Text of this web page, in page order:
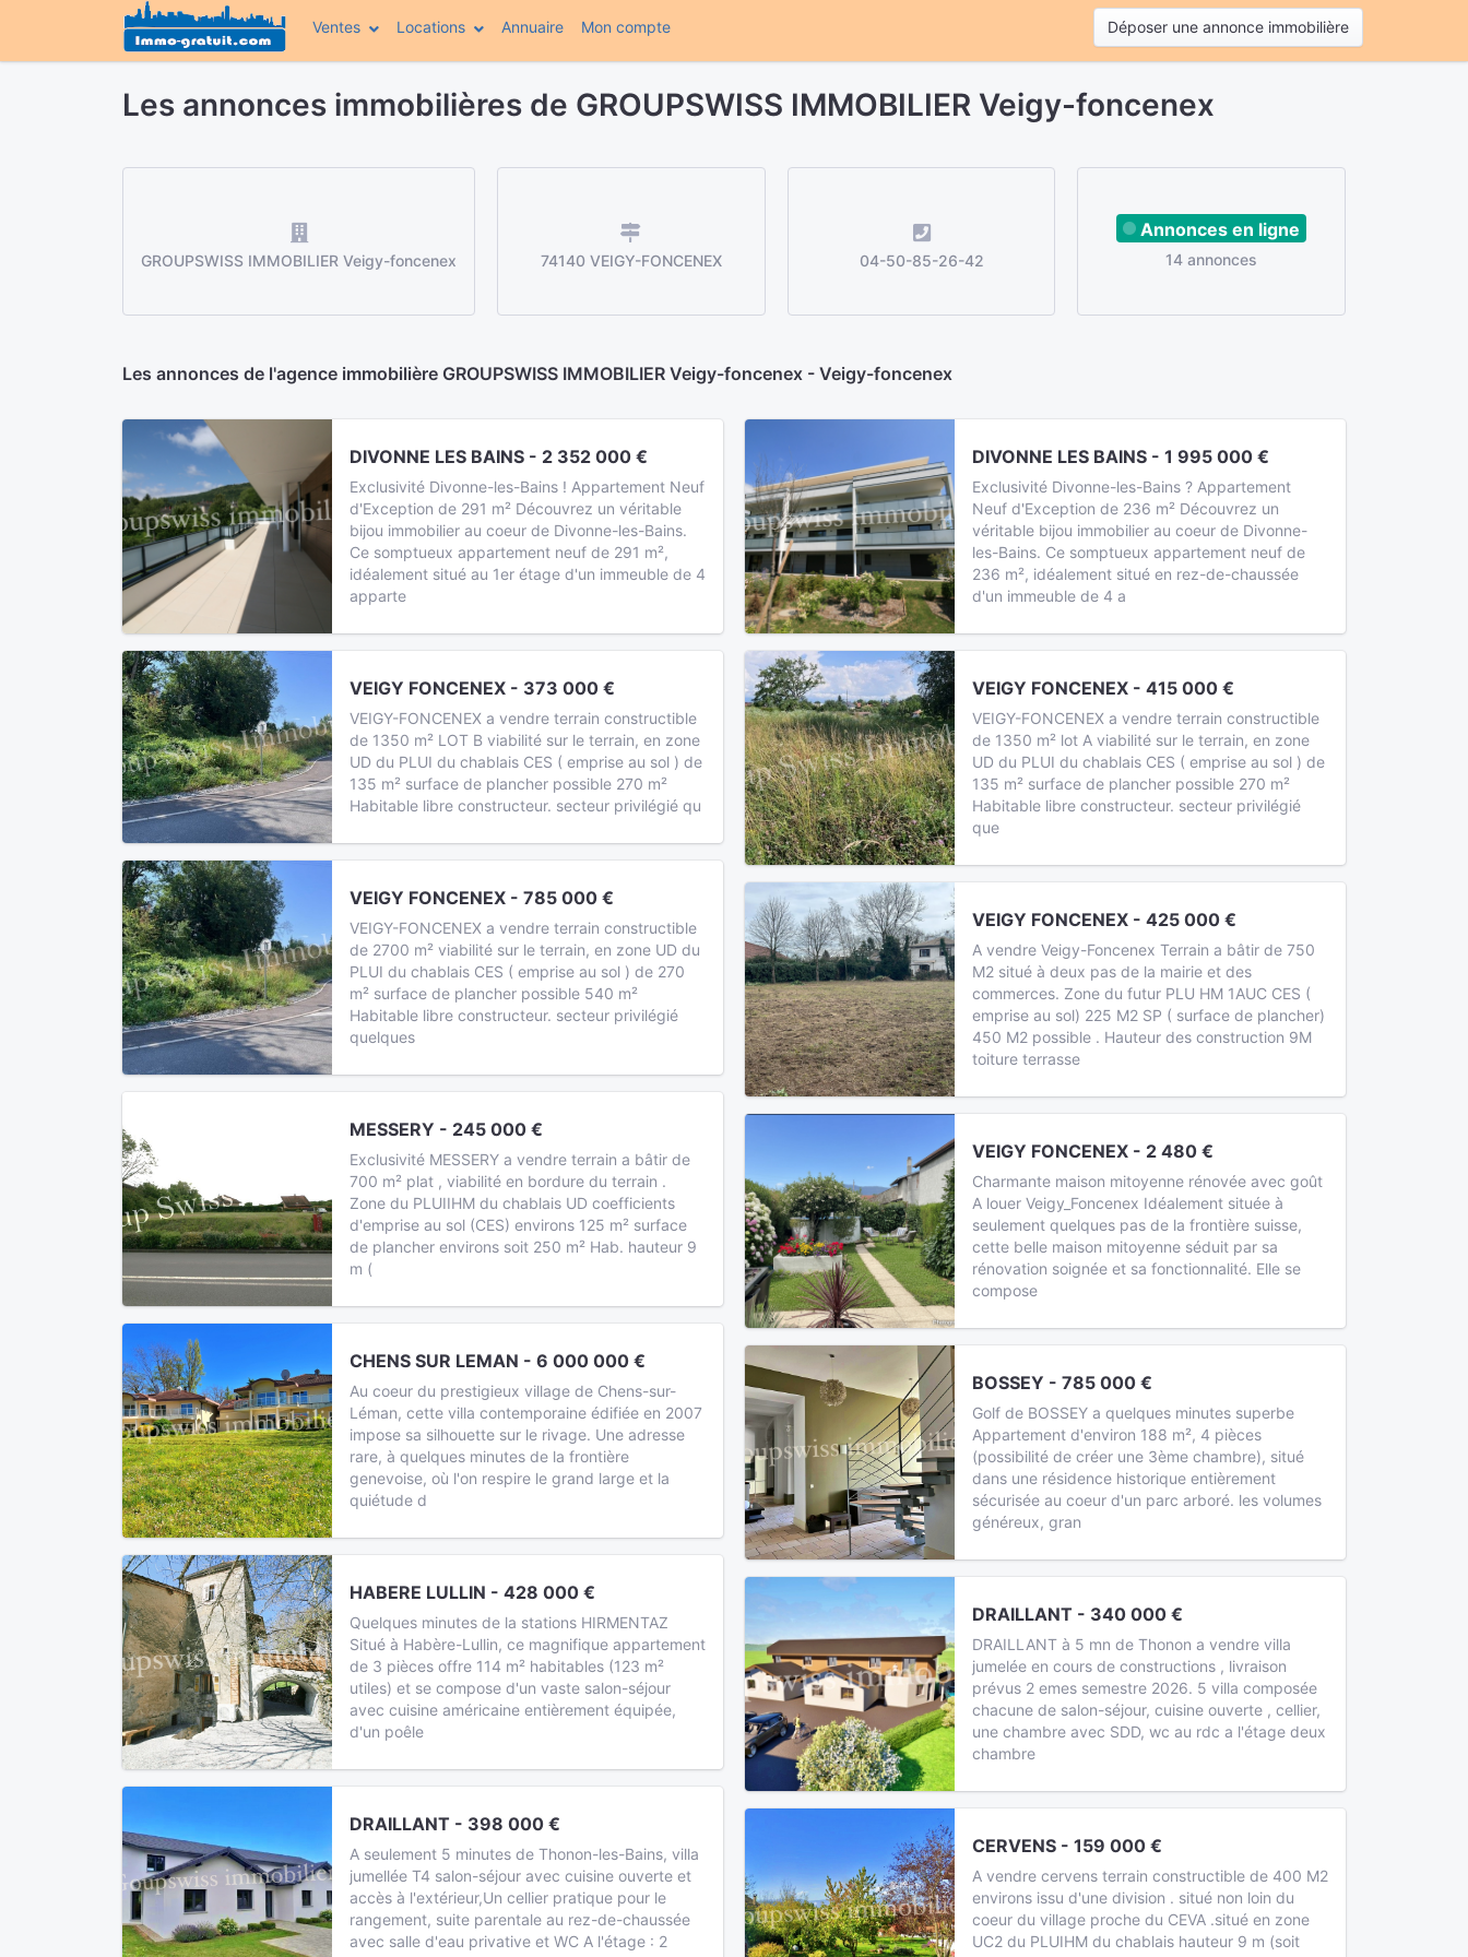
Ventes Locations Annuaire Mon compte(current) Déposer une annonce immobilière
Les annonces immobilières de GROUPSWISS IMMOBILIER Veigy-foncenex
GROUPSWISS IMMOBILIER Veigy-foncenex 74140 VEIGY-FONCENEX 04-50-85-26-42
Annonces en ligne
14 annonces
Les annonces de l'agence immobilière GROUPSWISS IMMOBILIER Veigy-foncenex - Veigy-foncenex
DIVONNE LES BAINS - 2 352 000 €
Exclusivité Divonne-les-Bains ! Appartement Neuf
d'Exception de 291 m² Découvrez un véritable
bijou immobilier au coeur de Divonne-les-Bains.
Ce somptueux appartement neuf de 291 m²,
idéalement situé au 1er étage d'un immeuble de 4
apparte
VEIGY FONCENEX - 373 000 €
VEIGY-FONCENEX a vendre terrain constructible
de 1350 m² LOT B viabilité sur le terrain, en zone
UD du PLUI du chablais CES ( emprise au sol ) de
135 m² surface de plancher possible 270 m²
Habitable libre constructeur. secteur privilégié qu
VEIGY FONCENEX - 785 000 €
VEIGY-FONCENEX a vendre terrain constructible
de 2700 m² viabilité sur le terrain, en zone UD du
PLUI du chablais CES ( emprise au sol ) de 270
m² surface de plancher possible 540 m²
Habitable libre constructeur. secteur privilégié
quelques
MESSERY - 245 000 €
Exclusivité MESSERY a vendre terrain a bâtir de
700 m² plat , viabilité en bordure du terrain .
Zone du PLUIIHM du chablais UD coefficients
d'emprise au sol (CES) environs 125 m² surface
de plancher environs soit 250 m² Hab. hauteur 9
m (
CHENS SUR LEMAN - 6 000 000 €
Au coeur du prestigieux village de Chens-sur-
Léman, cette villa contemporaine édifiée en 2007
impose sa silhouette sur le rivage. Une adresse
rare, à quelques minutes de la frontière
genevoise, où l'on respire le grand large et la
quiétude d
HABERE LULLIN - 428 000 €
Quelques minutes de la stations HIRMENTAZ
Situé à Habère-Lullin, ce magnifique appartement
de 3 pièces offre 114 m² habitables (123 m²
utiles) et se compose d'un vaste salon-séjour
avec cuisine américaine entièrement équipée,
d'un poêle
DRAILLANT - 398 000 €
A seulement 5 minutes de Thonon-les-Bains, villa
jumellée T4 salon-séjour avec cuisine ouverte et
accès à l'extérieur,Un cellier pratique pour le
rangement, suite parentale au rez-de-chaussée
avec salle d'eau privative et WC A l'étage : 2
DIVONNE LES BAINS - 1 995 000 €
Exclusivité Divonne-les-Bains ? Appartement
Neuf d'Exception de 236 m² Découvrez un
véritable bijou immobilier au coeur de Divonne-
les-Bains. Ce somptueux appartement neuf de
236 m², idéalement situé en rez-de-chaussée
d'un immeuble de 4 a
VEIGY FONCENEX - 415 000 €
VEIGY-FONCENEX a vendre terrain constructible
de 1350 m² lot A viabilité sur le terrain, en zone
UD du PLUI du chablais CES ( emprise au sol ) de
135 m² surface de plancher possible 270 m²
Habitable libre constructeur. secteur privilégié
que
VEIGY FONCENEX - 425 000 €
A vendre Veigy-Foncenex Terrain a bâtir de 750
M2 situé à deux pas de la mairie et des
commerces. Zone du futur PLU HM 1AUC CES (
emprise au sol) 225 M2 SP ( surface de plancher)
450 M2 possible . Hauteur des construction 9M
toiture terrasse
VEIGY FONCENEX - 2 480 €
Charmante maison mitoyenne rénovée avec goût
A louer Veigy_Foncenex Idéalement située à
seulement quelques pas de la frontière suisse,
cette belle maison mitoyenne séduit par sa
rénovation soignée et sa fonctionnalité. Elle se
compose
BOSSEY - 785 000 €
Golf de BOSSEY a quelques minutes superbe
Appartement d'environ 188 m², 4 pièces
(possibilité de créer une 3ème chambre), situé
dans une résidence historique entièrement
sécurisée au coeur d'un parc arboré. les volumes
généreux, gran
DRAILLANT - 340 000 €
DRAILLANT à 5 mn de Thonon a vendre villa
jumelée en cours de constructions , livraison
prévus 2 emes semestre 2026. 5 villa composée
chacune de salon-séjour, cuisine ouverte , cellier,
une chambre avec SDD, wc au rdc a l'étage deux
chambre
CERVENS - 159 000 €
A vendre cervens terrain constructible de 400 M2
environs issu d'une division . situé non loin du
coeur du village proche du CEVA .situé en zone
UC2 du PLUIHM du chablais hauteur 9 m (soit